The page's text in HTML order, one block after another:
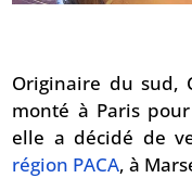
Originaire du sud,
monté à Paris
elle a décidé de
région PACA, à